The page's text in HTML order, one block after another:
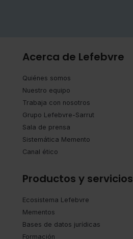
Acerca de Lefebvre
Quiénes somos
Nuestro equipo
Trabaja con nosotros
Grupo Lefebvre-Sarrut
Sala de prensa
Sistemática Memento
Canal ético
Productos y servicios
Ecosistema Lefebvre
Mementos
Bases de datos jurídicas
Formación